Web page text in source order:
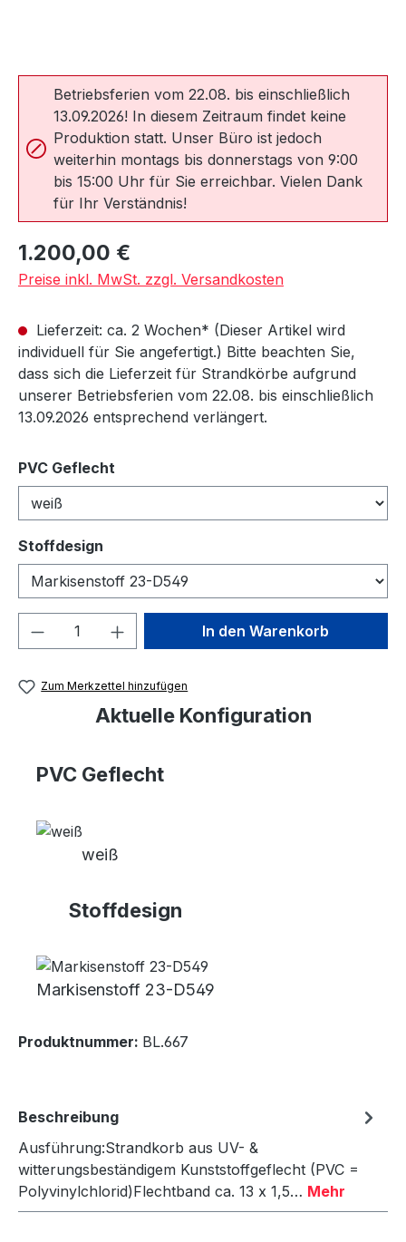
Betriebsferien vom 22.08. bis einschließlich
13.09.2026! In diesem Zeitraum findet keine
Produktion statt. Unser Büro ist jedoch
weiterhin montags bis donnerstags von 9:00
bis 15:00 Uhr für Sie erreichbar. Vielen Dank
für Ihr Verständnis!
Regulärer Preis:
1.200,00 €
Preise inkl. MwSt. zzgl. Versandkosten
Lieferzeit: ca. 2 Wochen* (Dieser Artikel wird
individuell für Sie angefertigt.) Bitte beachten Sie,
dass sich die Lieferzeit für Strandkörbe aufgrund
unserer Betriebsferien vom 22.08. bis einschließlich
13.09.2026 entsprechend verlängert.
PVC Geflecht
Stoffdesign
Produkt Anzahl: Gib denIn den Warenkorb
Zum Merkzettel hinzufügen
Aktuelle Konfiguration
PVC Geflecht
weiß
Stoffdesign
Markisenstoff 23-D549
Produktnummer: BL.667
Beschreibung
Ausführung:Strandkorb aus UV- &
witterungsbeständigem Kunststoffgeflecht (PVC =
Polyvinylchlorid)Flechtband ca. 13 x 1,5… Mehr